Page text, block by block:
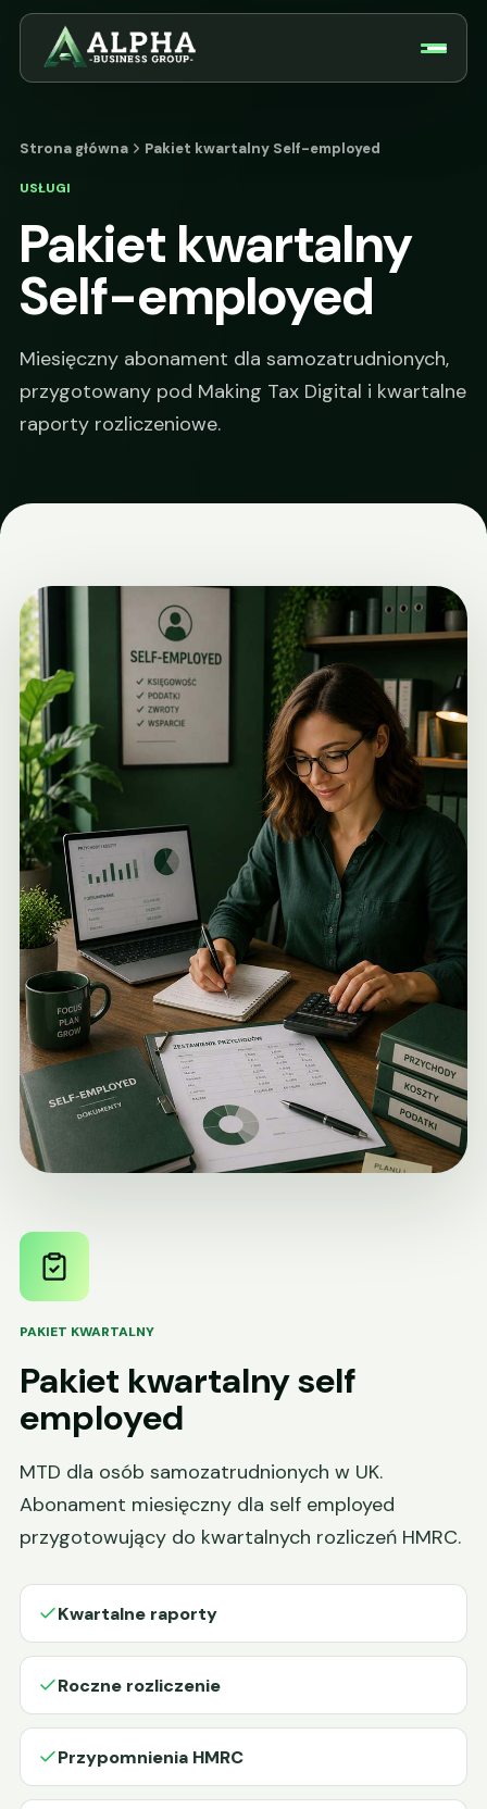
Strona główna Pakiet kwartalny Self-employed
USŁUGI
Pakiet kwartalny
Self-employed
Miesięczny abonament dla samozatrudnionych,
przygotowany pod Making Tax Digital i kwartalne
raporty rozliczeniowe.
PAKIET KWARTALNY
Pakiet kwartalny self
employed
MTD dla osób samozatrudnionych w UK.
Abonament miesięczny dla self employed
przygotowujący do kwartalnych rozliczeń HMRC.
Kwartalne raporty
Roczne rozliczenie
Przypomnienia HMRC